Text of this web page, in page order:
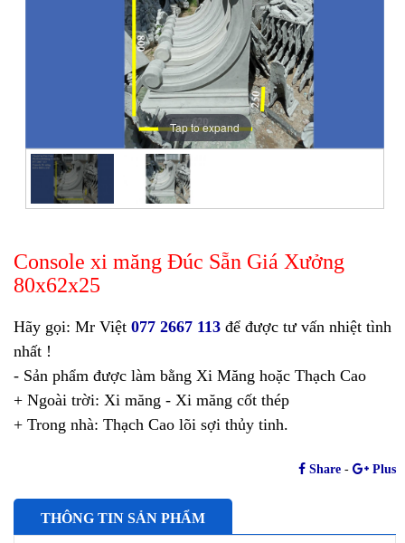
Tap to expand
Console xi măng Đúc Sẵn Giá Xưởng
80x62x25
Hãy gọi: Mr Việt 077 2667 113 để được tư vấn nhiệt tình
nhất !
- Sản phẩm được làm bằng Xi Măng hoặc Thạch Cao
+ Ngoài trời: Xi măng - Xi măng cốt thép
+ Trong nhà: Thạch Cao lõi sợi thủy tinh.
Share - Plus
THÔNG TIN SẢN PHẨM